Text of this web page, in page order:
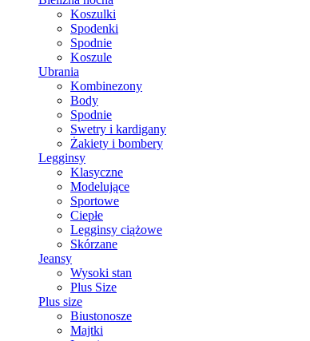
Koszulki
Spodenki
Spodnie
Koszule
Ubrania
Kombinezony
Body
Spodnie
Swetry i kardigany
Żakiety i bombery
Legginsy
Klasyczne
Modelujące
Sportowe
Ciepłe
Legginsy ciążowe
Skórzane
Jeansy
Wysoki stan
Plus Size
Plus size
Biustonosze
Majtki